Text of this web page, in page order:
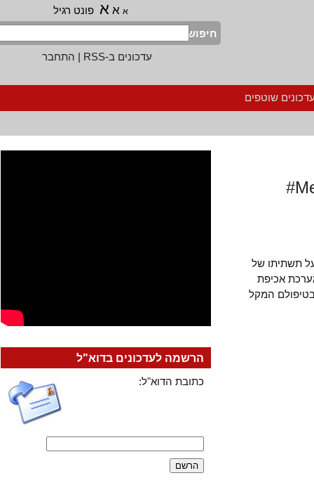
א א פונט רגיל
חיפוש
עדכונים ב-RSS
|התחבר
שוטפים
של
אכיפת
המקל
הרשמה לעדכונים בדוא"ל
כתובת הדוא"ל: